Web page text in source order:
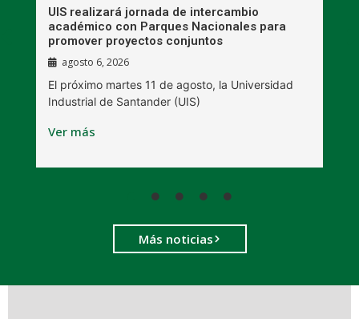
UIS realizará jornada de intercambio
académico con Parques Nacionales para
promover proyectos conjuntos
agosto 6, 2026
El próximo martes 11 de agosto, la Universidad
Industrial de Santander (UIS)
Ver más
Más noticias